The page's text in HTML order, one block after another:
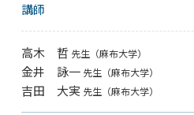
講師
高木 哲 先生（麻布大学）
金井 詠一 先生（麻布大学）
吉田 大実 先生（麻布大学）